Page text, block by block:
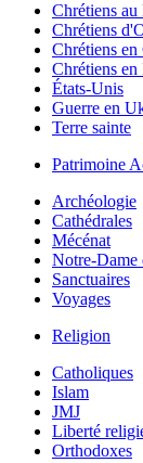
Chrétiens au
Chrétiens
Chrétiens en
Chrétiens en
États-Unis
Guerre en
Terre sainte
Patrimoine
Archéologie
Cathédrales
Mécénat
Notre-Dame
Sanctuaires
Voyages
Religion
Catholiques
Islam
JMJ
Liberté
Orthodoxes